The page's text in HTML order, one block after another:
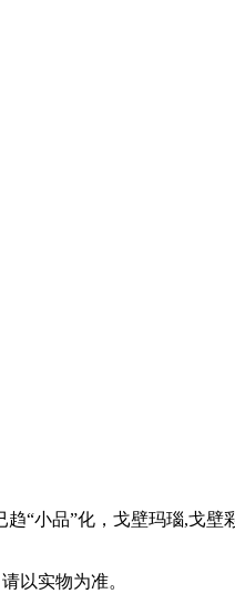
“小品”化，戈壁玛瑙,戈壁
以实物为准。